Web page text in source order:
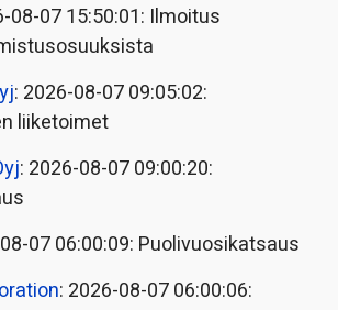
08-07 15:50:01: Ilmoitus
: 2026-08-07 09:05:02:
liiketoimet
: 2026-08-07 09:00:20:
07 06:00:09: Puolivuosikatsaus
: 2026-08-07 06:00:06: